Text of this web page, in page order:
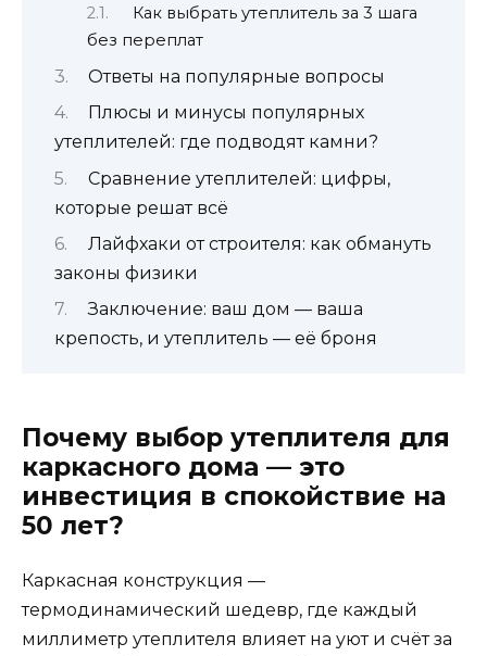
Как выбрать утеплитель за 3 шага
без переплат
Ответы на популярные вопросы
Плюсы и минусы популярных
утеплителей: где подводят камни?
Сравнение утеплителей: цифры,
которые решат всё
Лайфхаки от строителя: как обмануть
законы физики
Заключение: ваш дом — ваша
крепость, и утеплитель — её броня
Почему выбор утеплителя для
каркасного дома — это
инвестиция в спокойствие на
50 лет?
Каркасная конструкция —
термодинамический шедевр, где каждый
миллиметр утеплителя влияет на уют и счёт за